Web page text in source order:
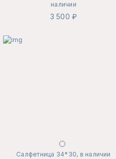
наличии
3 500 ₽
Салфетница 34*30, в наличии